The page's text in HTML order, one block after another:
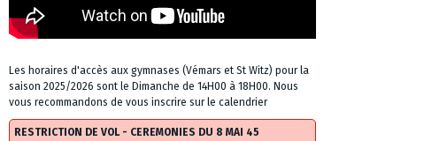
Les horaires d'accès aux gymnases (Vémars et St Witz) pour la
saison 2025/2026 sont le Dimanche de 14H00 à 18H00. Nous
vous recommandons de vous inscrire sur le calendrier
RESTRICTION DE VOL - CEREMONIES DU 8 MAI 45